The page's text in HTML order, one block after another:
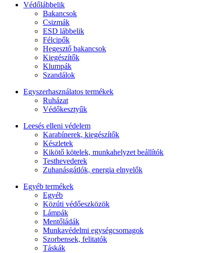
Védőlábbelik
Bakancsok
Csizmák
ESD lábbelik
Félcipők
Hegesztő bakancsok
Kiegészítők
Klumpák
Szandálok
Egyszerhasználatos termékek
Ruházat
Védőkesztyűk
Leesés elleni védelem
Karabínerek, kiegészítők
Készletek
Kikötő kötelek, munkahelyzet beállítók
Testhevederek
Zuhanásgátlók, energia elnyelők
Egyéb termékek
Egyéb
Közúti védőeszközök
Lámpák
Mentőládák
Munkavédelmi egységcsomagok
Szorbensek, felitatók
Táskák